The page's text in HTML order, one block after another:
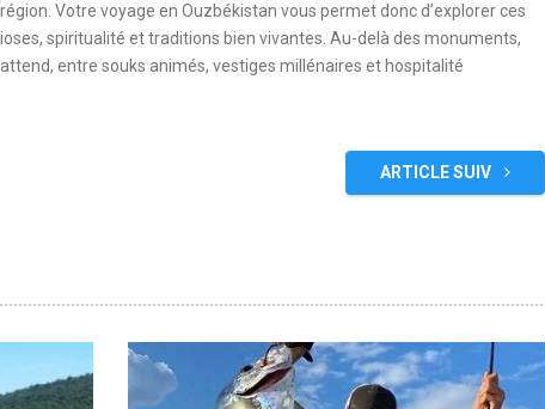
Votre voyage en Ouzbékistan vous permet donc d’explorer ces
spiritualité et traditions bien vivantes. Au-delà des monuments,
entre souks animés, vestiges millénaires et hospitalité
ARTICLE SUIV